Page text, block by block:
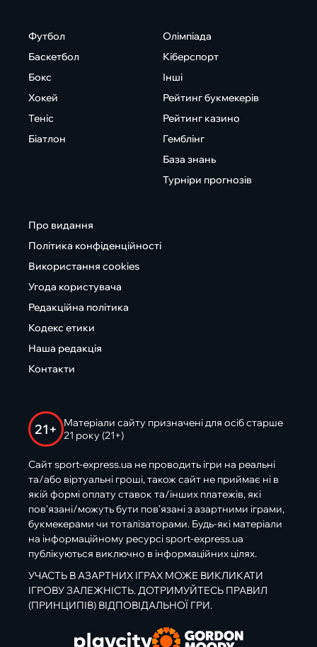
Футбол
Баскетбол
Бокс
Хокей
Теніс
Біатлон
Олімпіада
Кіберспорт
Інші
Рейтинг букмекерів
Рейтинг казино
Гемблінг
База знань
Турніри прогнозів
Про видання
Політика конфіденційності
Використання cookies
Угода користувача
Редакційна політика
Кодекс етики
Наша редакція
Контакти
21+
Матеріали сайту призначені для осіб старше
21 року (21+)
Сайт sport-express.ua не проводить ігри на реальні
та/або віртуальні гроші, також сайт не приймає ні в
якій формі оплату ставок та/інших платежів, які
пов’язані/можуть бути пов’язані з азартними іграми,
букмекерами чи тоталізаторами. Будь-які матеріали
на інформаційному ресурсі sport-express.ua
публікуються виключно в інформаційних цілях.
УЧАСТЬ В АЗАРТНИХ ІГРАХ МОЖЕ ВИКЛИКАТИ
ІГРОВУ ЗАЛЕЖНІСТЬ. ДОТРИМУЙТЕСЬ ПРАВИЛ
(ПРИНЦИПІВ) ВІДПОВІДАЛЬНОЇ ГРИ.